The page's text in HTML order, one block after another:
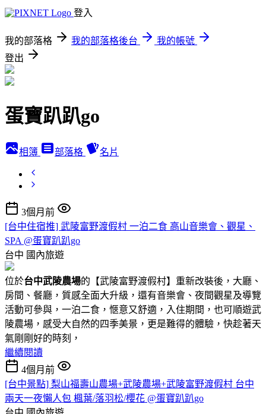
登入
我的部落格 我的部落格後台
我的帳號
登出
蛋寶趴趴go
相簿 部落格 名片
3個月前
[台中住宿推] 武陵富野渡假村 一泊二食 高山音樂會、觀星、
SPA @蛋寶趴趴go
台中 國內旅遊
位於台中武陵農場的【武陵富野渡假村】重新改裝後，大廳、
房間、餐廳，質感全面大升級，還有音樂會、夜間觀星及導覽
活動可參與，一泊二食，愜意又舒適，入住期間，也可順遊武
陵農場，感受大自然的四季美景，更是難得的體驗，快趁著天
氣剛剛好的時刻，
繼續閱讀
4個月前
[台中景點] 梨山福壽山農場+武陵農場+武陵富野渡假村 台中
兩天一夜懶人包 楓葉/落羽松/櫻花 @蛋寶趴趴go